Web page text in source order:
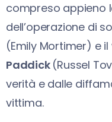
compreso appieno
dell’operazione di
(Emily Mortimer) e
Paddick (Russel
verità e dalle
vittima.